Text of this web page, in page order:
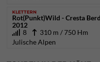
KLETTERN
Rot(Punkt)Wild - Cresta
2012
8
310 m / 750 Hm
Julische Alpen